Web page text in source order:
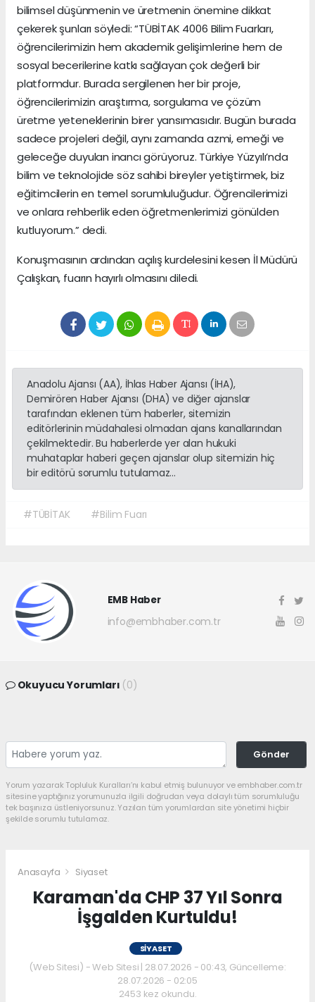
bilimsel düşünmenin ve üretmenin önemine dikkat
çekerek şunları söyledi: “TÜBİTAK 4006 Bilim Fuarları,
öğrencilerimizin hem akademik gelişimlerine hem de
sosyal becerilerine katkı sağlayan çok değerli bir
platformdur. Burada sergilenen her bir proje,
öğrencilerimizin araştırma, sorgulama ve çözüm
üretme yeteneklerinin birer yansımasıdır. Bugün burada
sadece projeleri değil, aynı zamanda azmi, emeği ve
geleceğe duyulan inancı görüyoruz. Türkiye Yüzyılı’nda
bilim ve teknolojide söz sahibi bireyler yetiştirmek, biz
eğitimcilerin en temel sorumluluğudur. Öğrencilerimizi
ve onlara rehberlik eden öğretmenlerimizi gönülden
kutluyorum.” dedi.
Konuşmasının ardından açılış kurdelesini kesen İl Müdürü
Çalışkan, fuarın hayırlı olmasını diledi.
Anadolu Ajansı (AA), İhlas Haber Ajansı (İHA),
Demirören Haber Ajansı (DHA) ve diğer ajanslar
tarafından eklenen tüm haberler, sitemizin
editörlerinin müdahalesi olmadan ajans kanallarından
çekilmektedir. Bu haberlerde yer alan hukuki
muhataplar haberi geçen ajanslar olup sitemizin hiç
bir editörü sorumlu tutulamaz...
#TÜBİTAK #Bilim Fuarı
EMB Haber
info@embhaber.com.tr
Okuyucu Yorumları (0)
Gönder
Yorum yazarak Topluluk Kuralları’nı kabul etmiş bulunuyor ve embhaber.com.tr
sitesine yaptığınız yorumunuzla ilgili doğrudan veya dolaylı tüm sorumluluğu
tek başınıza üstleniyorsunuz. Yazılan tüm yorumlardan site yönetimi hiçbir
şekilde sorumlu tutulamaz.
Anasayfa Siyaset
Karaman'da CHP 37 Yıl Sonra
İşgalden Kurtuldu!
SIYASET
(Web Sitesi) - Web Sitesi | 28.07.2026 - 00:43, Güncelleme:
28.07.2026 - 02:05
2453 kez okundu.